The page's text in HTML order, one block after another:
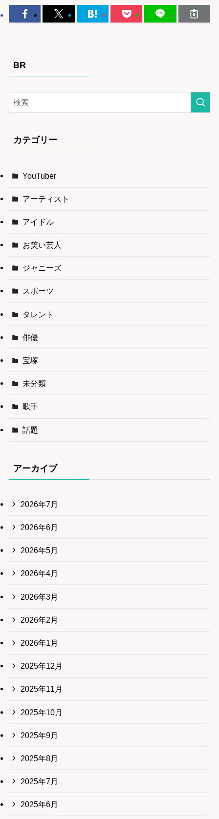
BR
カテゴリー
YouTuber
アーティスト
アイドル
お笑い芸人
ジャニーズ
スポーツ
タレント
俳優
宝塚
未分類
歌手
話題
アーカイブ
2026年7月
2026年6月
2026年5月
2026年4月
2026年3月
2026年2月
2026年1月
2025年12月
2025年11月
2025年10月
2025年9月
2025年8月
2025年7月
2025年6月